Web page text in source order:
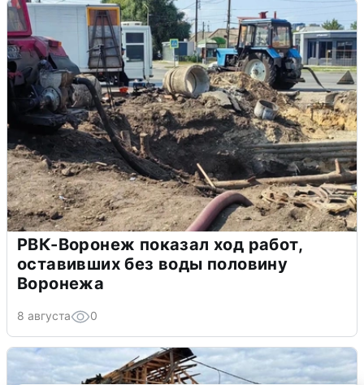
РВК-Воронеж показал ход работ,
оставивших без воды половину
Воронежа
8 августа 0